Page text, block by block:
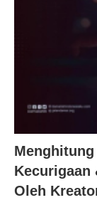
Kecurigaan
Oleh